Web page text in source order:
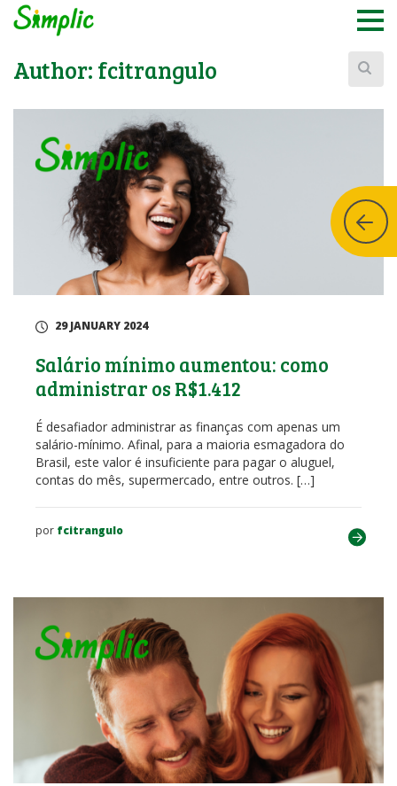
Author: fcitrangulo
29 JANUARY 2024
Salário mínimo aumentou: como
administrar os R$1.412
É desafiador administrar as finanças com apenas um
salário-mínimo. Afinal, para a maioria esmagadora do
Brasil, este valor é insuficiente para pagar o aluguel,
contas do mês, supermercado, entre outros. […]
por fcitrangulo
Buscar: